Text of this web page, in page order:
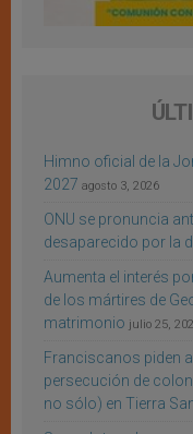
Himno oficial de la
2027 agosto 3, 2026
ONU se pronuncia
desaparecido por la
Aumenta el interés
de los mártires de
matrimonio julio 25,
Franciscanos piden
persecución de
no sólo) en Tierra